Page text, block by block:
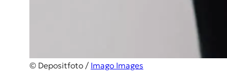
© Depositfoto / Imago Images